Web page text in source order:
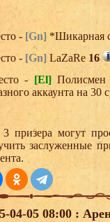
- [Gn] *Шикарная
- [Gn] LaZaRe 16
- [El]
аккаунта на 30
призера могут
заслуженные
04-05 08:00 :